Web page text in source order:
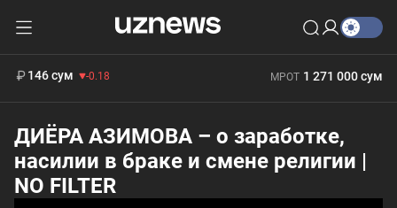
13 749 сум 32.19
146 сум -0.18
412 000 сум
МРОТ 1 271 000 сум
ДИЁРА АЗИМОВА – о заработке,
насилии в браке и смене религии |
NO FILTER